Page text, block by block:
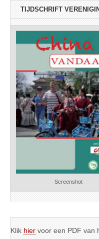
TIJDSCHRIFT
Screenshot
Klik hier voor een PDF van